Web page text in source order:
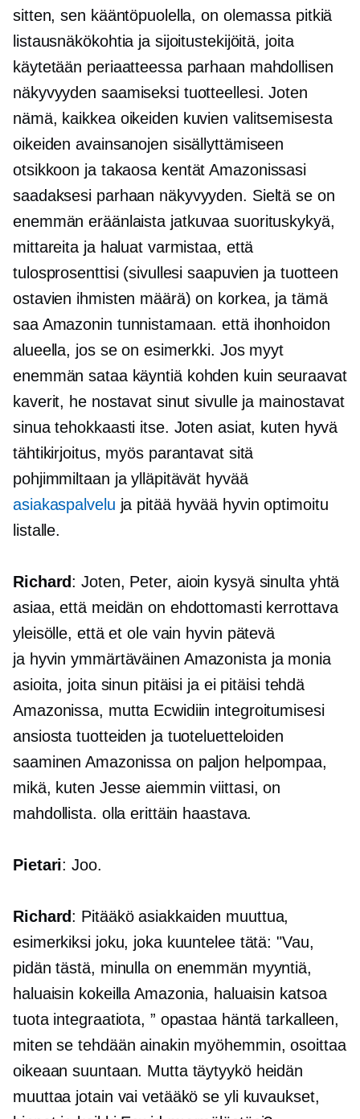
sitten, sen kääntöpuolella, on olemassa pitkiä
listausnäkökohtia ja sijoitustekijöitä, joita
käytetään periaatteessa parhaan mahdollisen
näkyvyyden saamiseksi tuotteellesi. Joten
nämä, kaikkea oikeiden kuvien valitsemisesta
oikeiden avainsanojen sisällyttämiseen
otsikkoon ja takaosa kentät Amazonissasi
saadaksesi parhaan näkyvyyden. Sieltä se on
enemmän eräänlaista jatkuvaa suorituskykyä,
mittareita ja haluat varmistaa, että
tulosprosenttisi (sivullesi saapuvien ja tuotteen
ostavien ihmisten määrä) on korkea, ja tämä
saa Amazonin tunnistamaan. että ihonhoidon
alueella, jos se on esimerkki. Jos myyt
enemmän sataa käyntiä kohden kuin seuraavat
kaverit, he nostavat sinut sivulle ja mainostavat
sinua tehokkaasti itse. Joten asiat, kuten hyvä
tähtikirjoitus, myös parantavat sitä
pohjimmiltaan ja ylläpitävät hyvää
asiakaspalvelu ja pitää hyvää hyvin optimoitu
listalle.
Richard: Joten, Peter, aioin kysyä sinulta yhtä
asiaa, että meidän on ehdottomasti kerrottava
yleisölle, että et ole vain hyvin pätevä
ja hyvin ymmärtäväinen Amazonista ja monia
asioita, joita sinun pitäisi ja ei pitäisi tehdä
Amazonissa, mutta Ecwidiin integroitumisesi
ansiosta tuotteiden ja tuoteluetteloiden
saaminen Amazonissa on paljon helpompaa,
mikä, kuten Jesse aiemmin viittasi, on
mahdollista. olla erittäin haastava.
Pietari: Joo.
Richard: Pitääkö asiakkaiden muuttua,
esimerkiksi joku, joka kuuntelee tätä: "Vau,
pidän tästä, minulla on enemmän myyntiä,
haluaisin kokeilla Amazonia, haluaisin katsoa
tuota integraatiota, ” opastaa häntä tarkalleen,
miten se tehdään ainakin myöhemmin, osoittaa
oikeaan suuntaan. Mutta täytyykö heidän
muuttaa jotain vai vetääkö se yli kuvaukset,